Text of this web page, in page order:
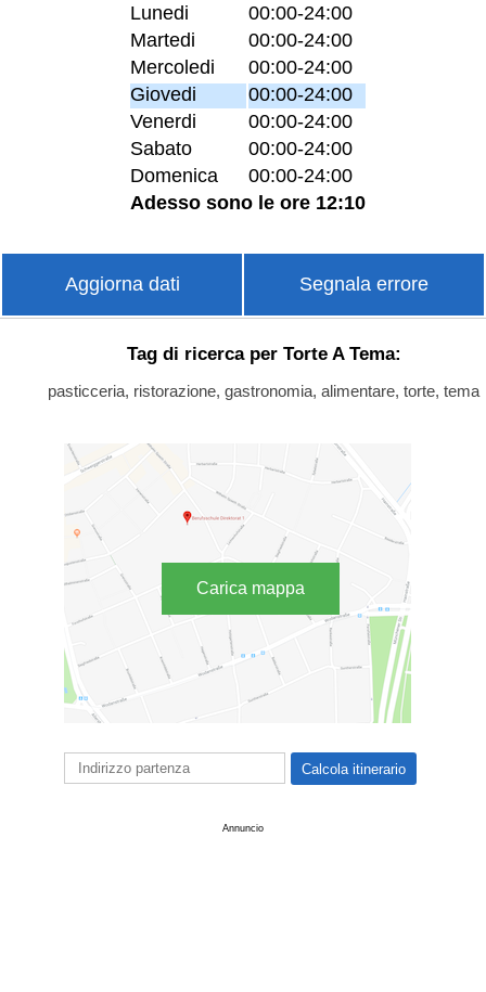
Lunedi
00:00-24:00
Martedi
00:00-24:00
Mercoledi
00:00-24:00
Giovedi
00:00-24:00
Venerdi
00:00-24:00
Sabato
00:00-24:00
Domenica
00:00-24:00
Adesso sono le ore 12:10
Aggiorna dati Segnala errore
Tag di ricerca per Torte A Tema:
pasticceria, ristorazione, gastronomia, alimentare, torte, tema
Carica mappa
Annuncio